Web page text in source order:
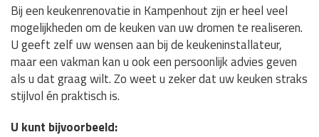
Bij een keukenrenovatie in Kampenhout zijn er heel veel
mogelijkheden om de keuken van uw dromen te realiseren.
U geeft zelf uw wensen aan bij de keukeninstallateur,
maar een vakman kan u ook een persoonlijk advies geven
als u dat graag wilt. Zo weet u zeker dat uw keuken straks
stijlvol én praktisch is.
U kunt bijvoorbeeld: